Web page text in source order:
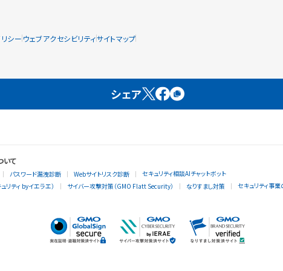
シー ウェブアクセシビリティサイトマップ
シェア
いて
パスワード漏洩診断 Webサイトリスク診断
セキュリティ相談AIチャットボット
リティ byイエラエ） サイバー攻撃対策（GMO Flatt Security） なりすまし対策 セキュリティ事